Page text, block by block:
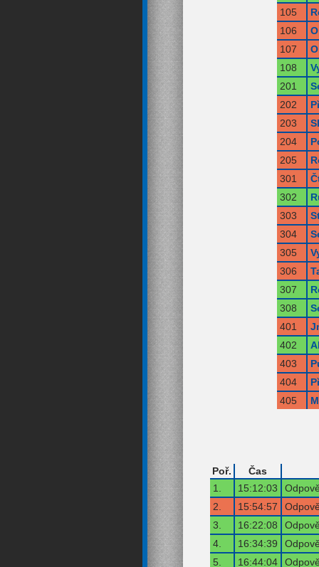
105
106
107
108
201
202
203
204
205
301
302
303
304
305
306
307
308
401
402
403
404
405
Poř.
Čas
1.
15:12:03
2.
15:54:57
3.
16:22:08
4.
16:34:39
5.
16:44:04